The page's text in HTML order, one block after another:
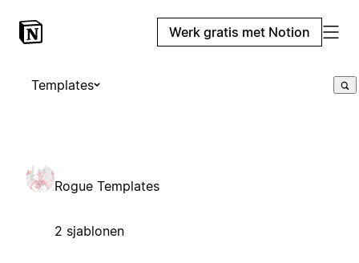
Werk gratis met Notion
Templates
Rogue Templates
2 sjablonen